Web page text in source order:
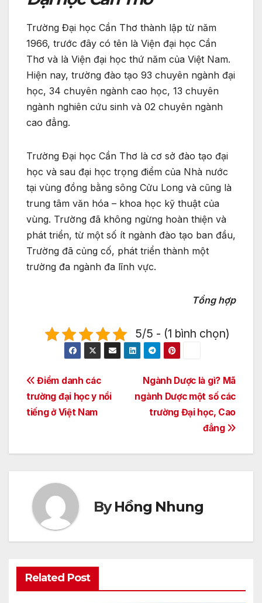
Trường Đại học Cần Thơ thành lập từ năm
1966, trước đây có tên là Viện đại học Cần
Thơ và là Viện đại học thứ năm của Việt Nam.
Hiện nay, trường đào tạo 93 chuyên ngành đại
học, 34 chuyên ngành cao học, 13 chuyên
ngành nghiên cứu sinh và 02 chuyên ngành
cao đẳng.
Trường Đại học Cần Thơ là cơ sở đào tạo đại
học và sau đại học trọng điểm của Nhà nước
tại vùng đồng bằng sông Cửu Long và cũng là
trung tâm văn hóa – khoa học kỹ thuật của
vùng. Trường đã không ngừng hoàn thiện và
phát triển, từ một số ít ngành đào tạo ban đầu,
Trường đã củng cố, phát triển thành một
trường đa ngành đa lĩnh vực.
Tổng hợp
5/5 - (1 bình chọn)
Điều
hướng
viết
Ngành Dược là gì? Mã
ngành Dược một số các
trường Đại học, Cao
đẳng
Điểm danh các
trường đại học y nổi
tiếng ở Việt Nam
ByHồng Nhung
Related Post